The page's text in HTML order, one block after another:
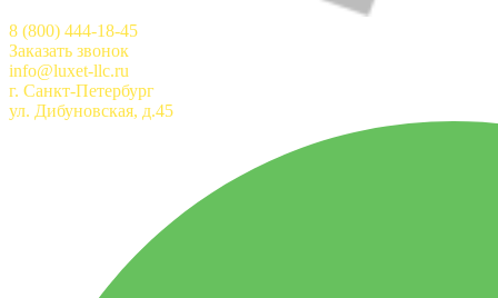
8 (800) 444-18-45
Заказать звонок
info@luxet-llc.ru
г. Санкт-Петербург
ул. Дибуновская, д.45